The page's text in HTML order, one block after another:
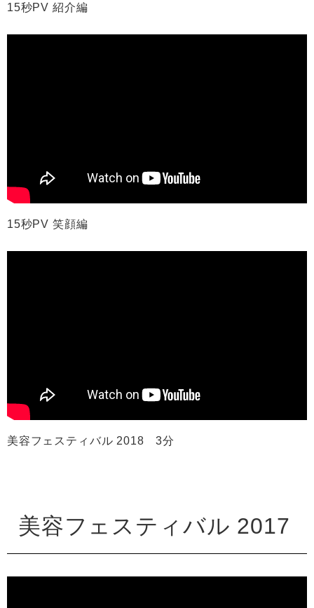
15秒PV 紹介編
15秒PV 笑顔編
美容フェスティバル 2018 3分
美容フェスティバル 2017